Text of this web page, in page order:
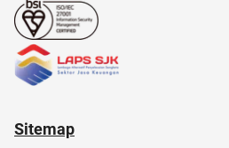
Sitemap